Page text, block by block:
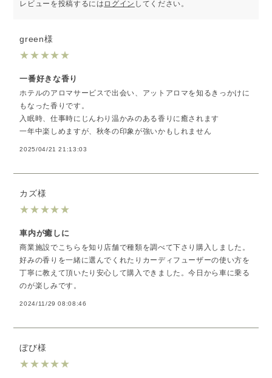
レビューを投稿するには ログイン してください。
green様
★★★★★
一番好きな香り
ホテルのアロマサービスで出会い、アットアロマを知るきっかけに
もなった香りです。
入眠時、仕事時にじんわり温かみのある香りに癒されます
一年中楽しめますが、秋冬の印象が強いかもしれません
2025/04/21 21:13:03
カズ様
★★★★★
車内が癒しに
商業施設でこちらを知り店舗で種類を調べて下さり購入しました。
好みの香りを一緒に選んでくれたりカーディフューザーの使い方を
丁寧に教えて頂いたり安心して購入できました。今日から車に乗る
のが楽しみです。
2024/11/29 08:08:46
ぼび様
★★★★★